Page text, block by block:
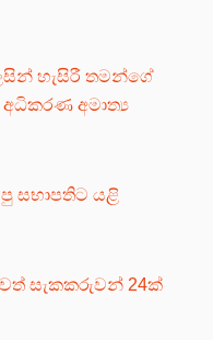
හැසිරී තමන්ගේ
අමාත්‍ය
සභාපතිට යළි
සැකකරුවන් 24ක්